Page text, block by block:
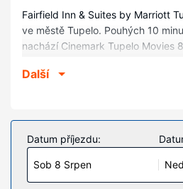
Fairfield Inn & Suites by Marriott
ve městě Tupelo. Pouhých 10
nachází Cinemark Tupelo Movies
BancorpSouth Arena a 9,3 km od
V jednom z 87 klimatizovaných
patří lednička a mikrovlnná
doma. K dispozici je bezplatné
připojení k internetu a dobrou
Další
Datum příjezdu:
Sob 8 Srpen